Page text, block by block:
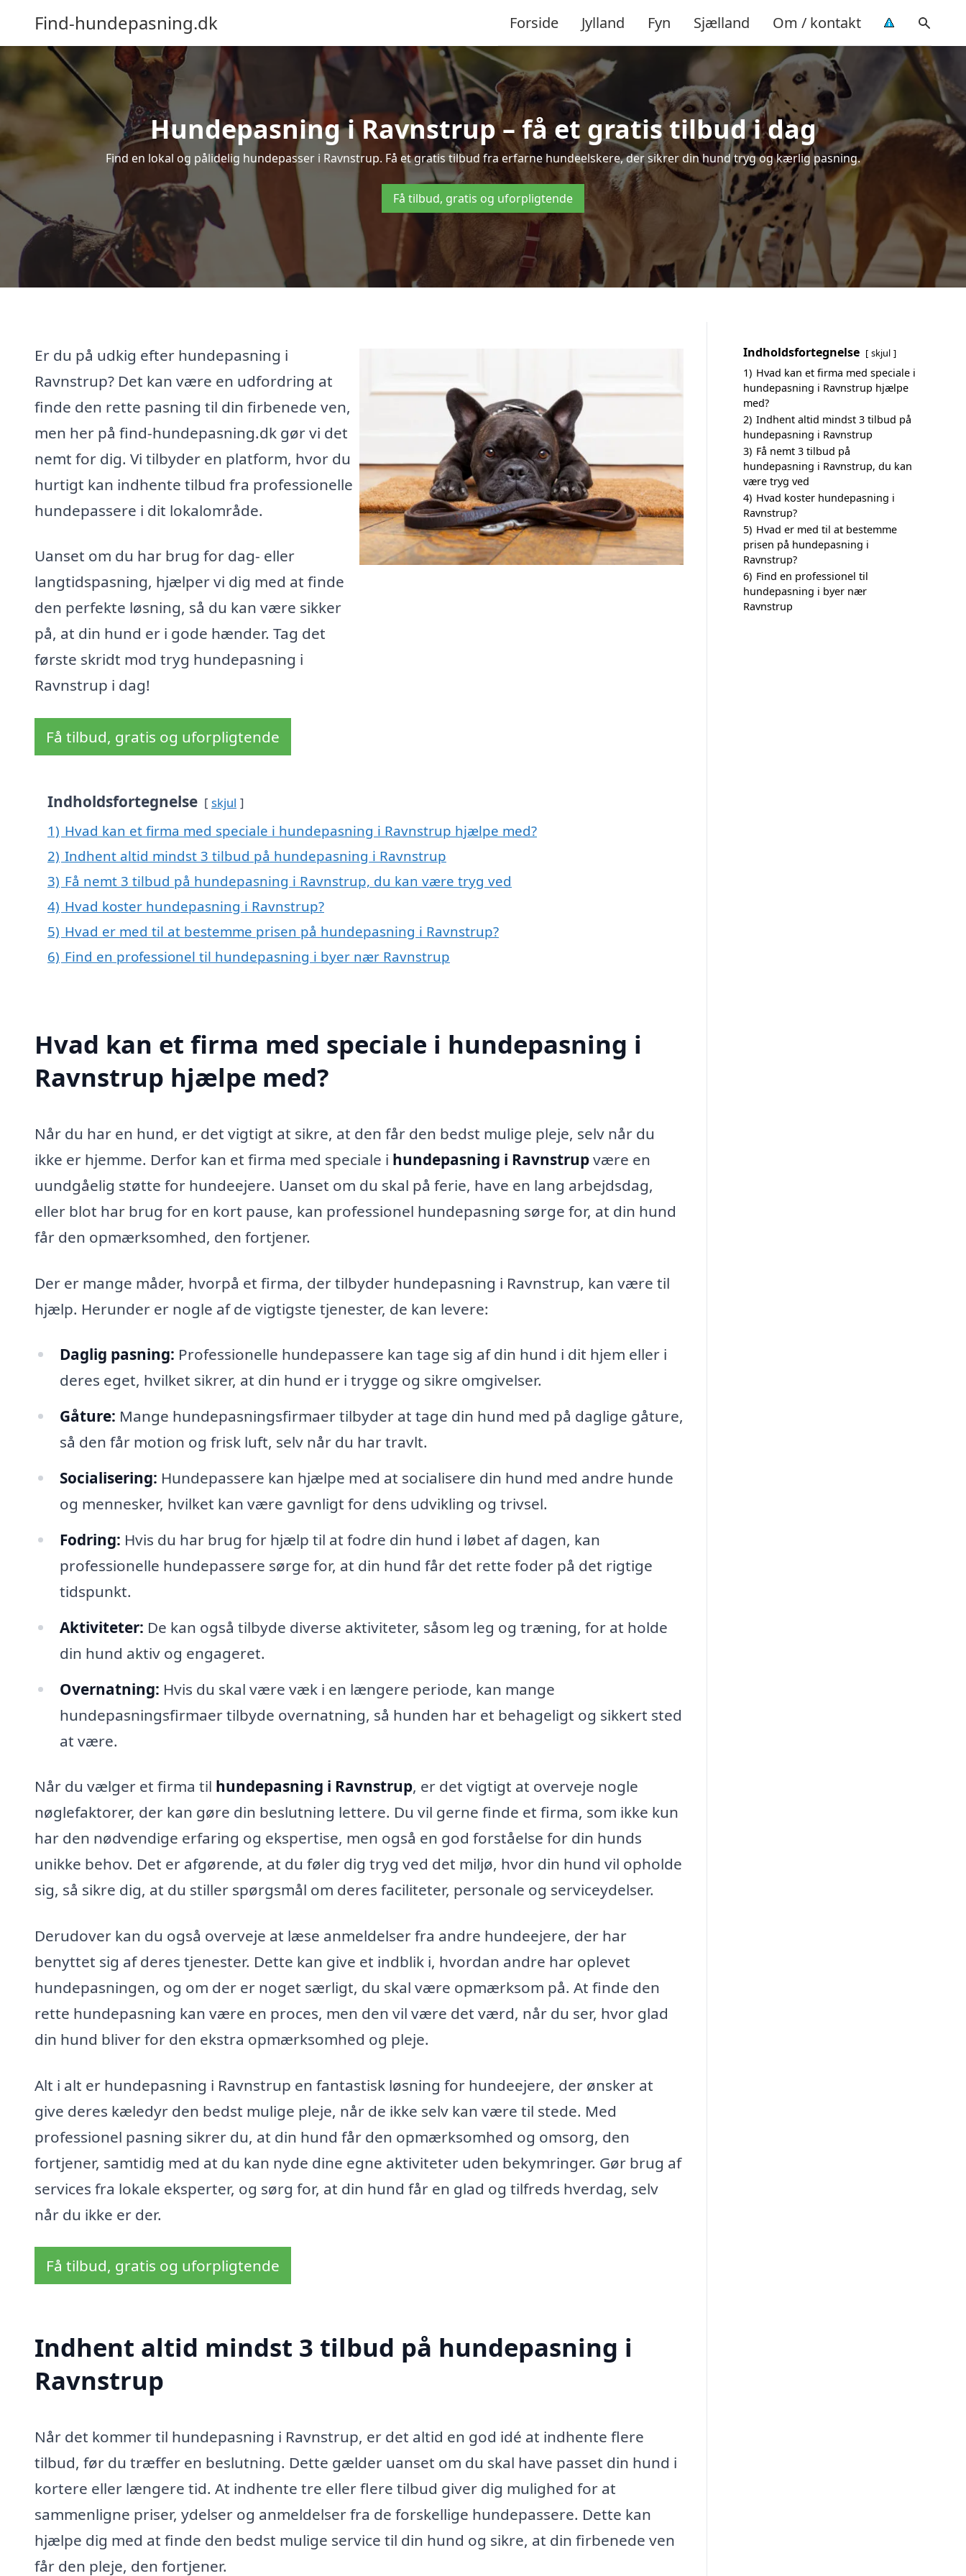
Find-hundepasning.dk Forside Jylland Fyn Sjælland Om / kontakt
Hundepasning i Ravnstrup – få et gratis tilbud i dag
Find en lokal og pålidelig hundepasser i Ravnstrup. Få et gratis tilbud fra erfarne hundeelskere, der sikrer din hund tryg og kærlig pasning.
Få tilbud, gratis og uforpligtende
Er du på udkig efter hundepasning i
Ravnstrup? Det kan være en udfordring at
finde den rette pasning til din firbenede ven,
men her på find-hundepasning.dk gør vi det
nemt for dig. Vi tilbyder en platform, hvor du
hurtigt kan indhente tilbud fra professionelle
hundepassere i dit lokalområde.
Uanset om du har brug for dag- eller
langtidspasning, hjælper vi dig med at finde
den perfekte løsning, så du kan være sikker
på, at din hund er i gode hænder. Tag det
første skridt mod tryg hundepasning i
Ravnstrup i dag!
Få tilbud, gratis og uforpligtende
Indholdsfortegnelse skjul
1) Hvad kan et firma med speciale i hundepasning i Ravnstrup hjælpe med?
2) Indhent altid mindst 3 tilbud på hundepasning i Ravnstrup
3) Få nemt 3 tilbud på hundepasning i Ravnstrup, du kan være tryg ved
4) Hvad koster hundepasning i Ravnstrup?
5) Hvad er med til at bestemme prisen på hundepasning i Ravnstrup?
6) Find en professionel til hundepasning i byer nær Ravnstrup
Hvad kan et firma med speciale i hundepasning i
Ravnstrup hjælpe med?
Når du har en hund, er det vigtigt at sikre, at den får den bedst mulige pleje, selv når du
ikke er hjemme. Derfor kan et firma med speciale i hundepasning i Ravnstrupvære en
uundgåelig støtte for hundeejere. Uanset om du skal på ferie, have en lang arbejdsdag,
eller blot har brug for en kort pause, kan professionel hundepasning sørge for, at din hund
får den opmærksomhed, den fortjener.
Der er mange måder, hvorpå et firma, der tilbyder hundepasning i Ravnstrup, kan være til
hjælp. Herunder er nogle af de vigtigste tjenester, de kan levere:
Daglig pasning: Professionelle hundepassere kan tage sig af din hund i dit hjem eller i
deres eget, hvilket sikrer, at din hund er i trygge og sikre omgivelser.
Gåture: Mange hundepasningsfirmaer tilbyder at tage din hund med på daglige gåture,
så den får motion og frisk luft, selv når du har travlt.
Socialisering: Hundepassere kan hjælpe med at socialisere din hund med andre hunde
og mennesker, hvilket kan være gavnligt for dens udvikling og trivsel.
Fodring: Hvis du har brug for hjælp til at fodre din hund i løbet af dagen, kan
professionelle hundepassere sørge for, at din hund får det rette foder på det rigtige
tidspunkt.
Aktiviteter: De kan også tilbyde diverse aktiviteter, såsom leg og træning, for at holde
din hund aktiv og engageret.
Overnatning: Hvis du skal være væk i en længere periode, kan mange
hundepasningsfirmaer tilbyde overnatning, så hunden har et behageligt og sikkert sted
at være.
Når du vælger et firma til hundepasning i Ravnstrup, er det vigtigt at overveje nogle
nøglefaktorer, der kan gøre din beslutning lettere. Du vil gerne finde et firma, som ikke kun
har den nødvendige erfaring og ekspertise, men også en god forståelse for din hunds
unikke behov. Det er afgørende, at du føler dig tryg ved det miljø, hvor din hund vil opholde
sig, så sikre dig, at du stiller spørgsmål om deres faciliteter, personale og serviceydelser.
Derudover kan du også overveje at læse anmeldelser fra andre hundeejere, der har
benyttet sig af deres tjenester. Dette kan give et indblik i, hvordan andre har oplevet
hundepasningen, og om der er noget særligt, du skal være opmærksom på. At finde den
rette hundepasning kan være en proces, men den vil være det værd, når du ser, hvor glad
din hund bliver for den ekstra opmærksomhed og pleje.
Alt i alt er hundepasning i Ravnstrup en fantastisk løsning for hundeejere, der ønsker at
give deres kæledyr den bedst mulige pleje, når de ikke selv kan være til stede. Med
professionel pasning sikrer du, at din hund får den opmærksomhed og omsorg, den
fortjener, samtidig med at du kan nyde dine egne aktiviteter uden bekymringer. Gør brug af
services fra lokale eksperter, og sørg for, at din hund får en glad og tilfreds hverdag, selv
når du ikke er der.
Få tilbud, gratis og uforpligtende
Indhent altid mindst 3 tilbud på hundepasning i
Ravnstrup
Når det kommer til hundepasning i Ravnstrup, er det altid en god idé at indhente flere
tilbud, før du træffer en beslutning. Dette gælder uanset om du skal have passet din hund i
kortere eller længere tid. At indhente tre eller flere tilbud giver dig mulighed for at
sammenligne priser, ydelser og anmeldelser fra de forskellige hundepassere. Dette kan
hjælpe dig med at finde den bedst mulige service til din hund og sikre, at din firbenede ven
får den pleje, den fortjener.
Indholdsfortegnelse skjul
1) Hvad kan et firma med speciale i
hundepasning i Ravnstrup hjælpe
med?
2) Indhent altid mindst 3 tilbud på
hundepasning i Ravnstrup
3) Få nemt 3 tilbud på
hundepasning i Ravnstrup, du kan
være tryg ved
4) Hvad koster hundepasning i
Ravnstrup?
5) Hvad er med til at bestemme
prisen på hundepasning i
Ravnstrup?
6) Find en professionel til
hundepasning i byer nær
Ravnstrup